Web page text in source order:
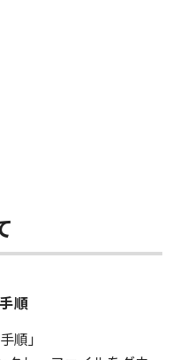
または該当国の政
ることなしに、本
は一部を、直接ま
りません。
順
順」